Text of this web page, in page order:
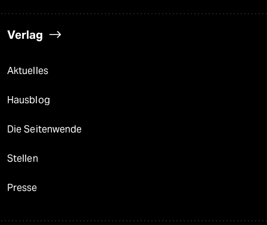
Verlag
Aktuelles
Hausblog
Die Seitenwende
Stellen
Presse